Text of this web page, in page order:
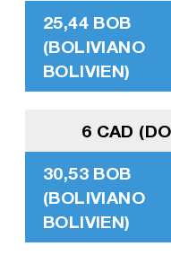
25,44 BOB
(BOLIVIANO
BOLIVIEN)
6 CAD
30,53 BOB
(BOLIVIANO
BOLIVIEN)